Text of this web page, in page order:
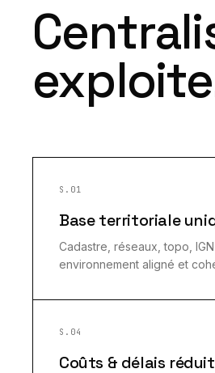
S.01
Base territoriale
Cadastre, réseaux, topo,
environnement aligné et
S.04
Coûts & délais